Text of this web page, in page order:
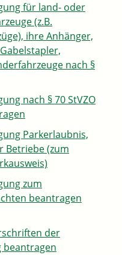
für land- oder
(z.B.
ihre Anhänger,
nach §
nach § 70 StVZO
Parkerlaubnis,
Betriebe (zum
zum
beantragen
der